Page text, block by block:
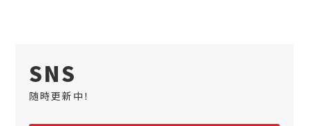
SNS
随時更新中！